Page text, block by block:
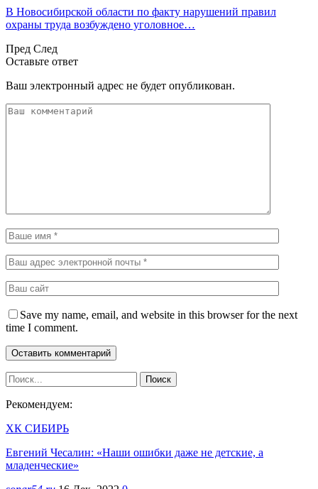
В Новосибирской области по факту нарушений правил
охраны труда возбуждено уголовное…
Пред След
Оставьте ответ
Ваш электронный адрес не будет опубликован.
Save my name, email, and website in this browser for the next
time I comment.
Рекомендуем:
ХК СИБИРЬ
Евгений Чесалин: «Наши ошибки даже не детские, а
младенческие»